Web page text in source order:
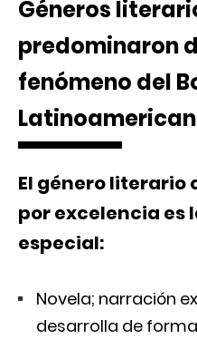
Géneros
predominaron
fenómeno del
El género literario
por excelencia es
especial:
Novela; narración
desarrolla de